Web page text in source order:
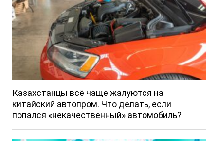
Казахстанцы всё чаще жалуются на
китайский автопром. Что делать, если
попался «некачественный» автомобиль?